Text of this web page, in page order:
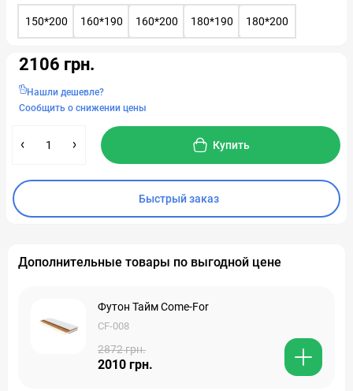
150*200 160*190 160*200 180*190 180*200
2106 грн.
Нашли дешевле?
Сообщить о снижении цены
Купить
Быстрый заказ
Дополнительные товары по выгодной цене
Футон Тайм Come-For
CF-008
2872 грн.
2010 грн.